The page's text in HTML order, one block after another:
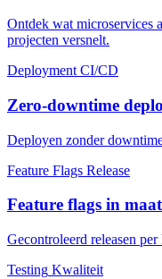
Ontdek wat microservices
projecten versnelt.
Deployment CI/CD
Zero-downtime
Deployen zonder
Feature Flags Release
Feature flags in
Gecontroleerd releasen
Testing Kwaliteit